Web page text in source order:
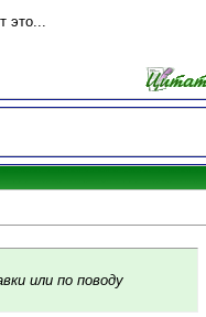
это...
или по поводу